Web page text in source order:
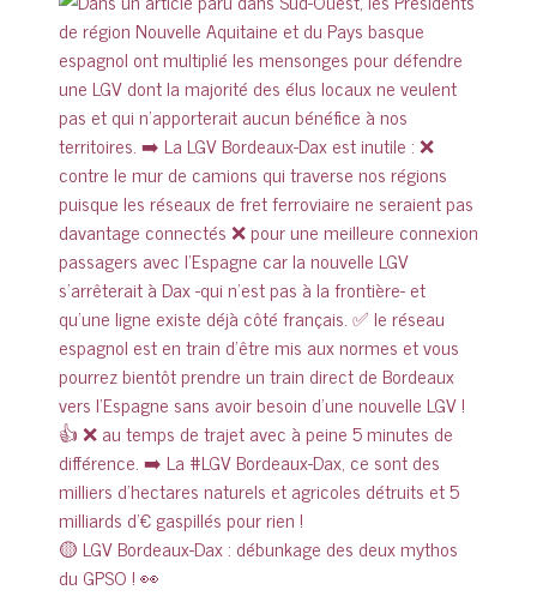
🟡 LGV Bordeaux-Dax : débunkage des deux mythos
du GPSO ! 👀